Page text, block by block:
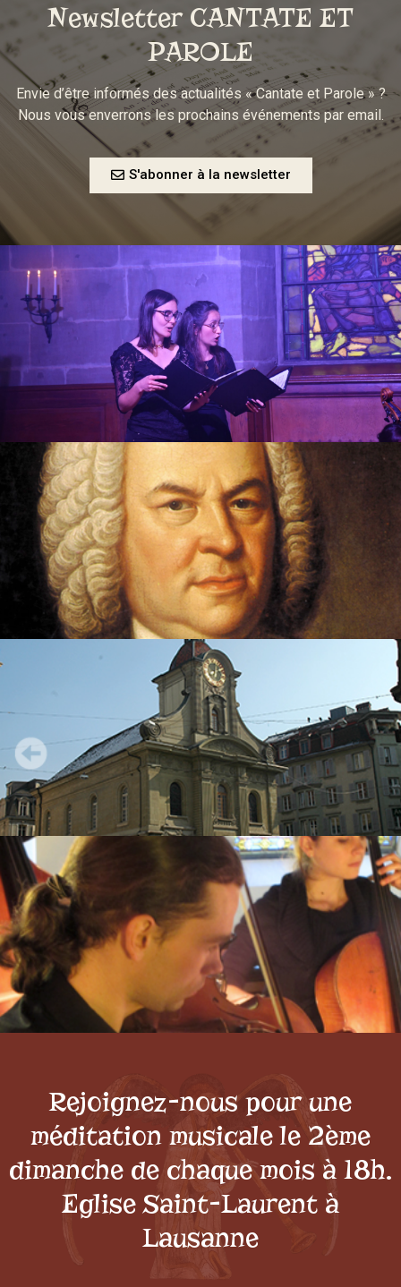
Newsletter CANTATE ET
PAROLE
Envie d’être informés des actualités « Cantate et Parole » ?
Nous vous enverrons les prochains événements par email.
S'abonner à la newsletter
Rejoignez-nous pour une
méditation musicale le 2ème
dimanche de chaque mois à 18h.
Eglise Saint-Laurent à
Lausanne